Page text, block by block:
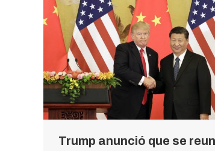
Trump anunció que se